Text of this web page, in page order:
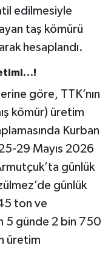
edilmesiyle
taş kömürü
hesaplandı.
göre, TTK’nın
kömür) üretim
Kurban
29 Mayıs 2026
günlük
günlük
ton ve
5 günde 2 bin 750
üretim